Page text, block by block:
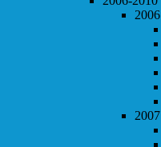
2006
2007